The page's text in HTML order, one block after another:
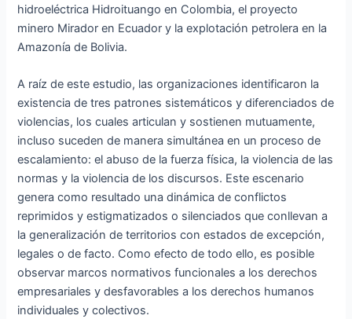
hidroeléctrica Hidroituango en Colombia, el proyecto
minero Mirador en Ecuador y la explotación petrolera en la
Amazonía de Bolivia.
A raíz de este estudio, las organizaciones identificaron la
existencia de tres patrones sistemáticos y diferenciados de
violencias, los cuales articulan y sostienen mutuamente,
incluso suceden de manera simultánea en un proceso de
escalamiento: el abuso de la fuerza física, la violencia de las
normas y la violencia de los discursos. Este escenario
genera como resultado una dinámica de conflictos
reprimidos y estigmatizados o silenciados que conllevan a
la generalización de territorios con estados de excepción,
legales o de facto. Como efecto de todo ello, es posible
observar marcos normativos funcionales a los derechos
empresariales y desfavorables a los derechos humanos
individuales y colectivos.